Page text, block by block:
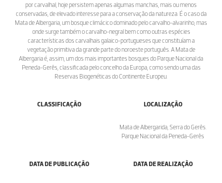
por carvalhal, hoje persistem apenas algumas manchas, mais ou menos
conservadas, de elevado interesse para a conservação da natureza. É o caso da
Mata de Albergaria, um bosque climácico dominado pelo carvalho-alvarinho, mas
onde surge também o carvalho-negral bem como outras espécies
características dos carvalhais galaico-portugueses que constituíam a
vegetação primitiva da grande parte do noroeste português. A Mata de
Albergaria é, assim, um dos mais importantes bosques do Parque Nacional da
Peneda-Gerês, classificada pelo concelho da Europa, como sendo uma das
Reservas Biogenéticas do Continente Europeu.
CLASSIFICAÇÃO LOCALIZAÇÃO
Mata de Albergarida, Serra do Gerês.
Parque Nacional da Peneda-Gerês
DATA DE PUBLICAÇÃO DATA DE REALIZAÇÃO